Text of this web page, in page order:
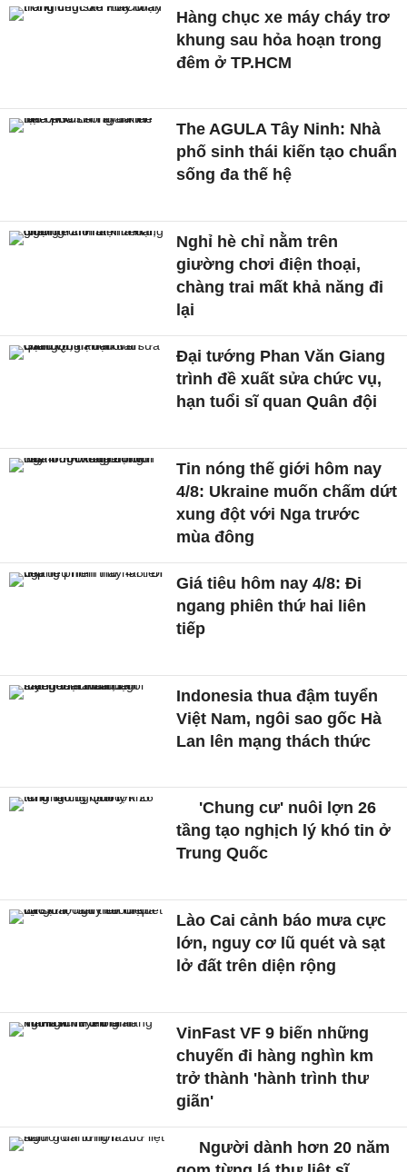
Hàng chục xe máy cháy trơ
khung sau hỏa hoạn trong
đêm ở TP.HCM
The AGULA Tây Ninh: Nhà
phố sinh thái kiến tạo chuẩn
sống đa thế hệ
Nghỉ hè chỉ nằm trên
giường chơi điện thoại,
chàng trai mất khả năng đi
lại
Đại tướng Phan Văn Giang
trình đề xuất sửa chức vụ,
hạn tuổi sĩ quan Quân đội
Tin nóng thế giới hôm nay
4/8: Ukraine muốn chấm dứt
xung đột với Nga trước
mùa đông
Giá tiêu hôm nay 4/8: Đi
ngang phiên thứ hai liên
tiếp
Indonesia thua đậm tuyển
Việt Nam, ngôi sao gốc Hà
Lan lên mạng thách thức
'Chung cư' nuôi lợn 26
tầng tạo nghịch lý khó tin ở
Trung Quốc
Lào Cai cảnh báo mưa cực
lớn, nguy cơ lũ quét và sạt
lở đất trên diện rộng
VinFast VF 9 biến những
chuyến đi hàng nghìn km
trở thành 'hành trình thư
giãn'
Người dành hơn 20 năm